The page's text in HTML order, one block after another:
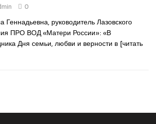
0
руководитель Лазовского
ПРО ВОД «Матери России»: «В
Дня семьи, любви и верности в [читать